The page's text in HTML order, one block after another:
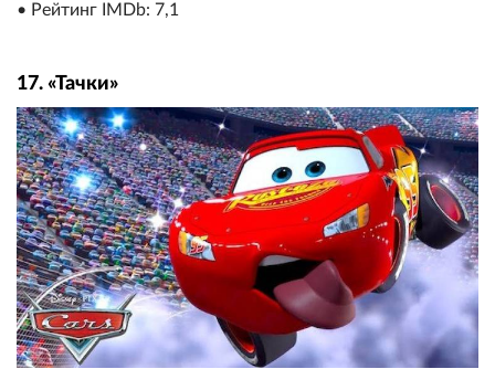
• Рейтинг IMDb: 7,1
17. «Тачки»